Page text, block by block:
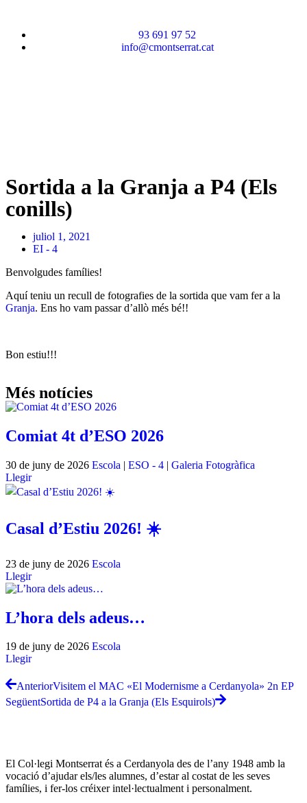
93 691 97 52
info@cmontserrat.cat
Sortida a la Granja a P4 (Els
conills)
juliol 1, 2021
EI - 4
Benvolgudes famílies!
Aquí teniu un recull de fotografies de la sortida que vam fer a la
Granja. Ens ho vam passar d’allò més bé!!
Bon estiu!!!
Més notícies
Comiat 4t d’ESO 2026
30 de juny de 2026 Escola | ESO - 4 | Galeria Fotogràfica
Llegir
Casal d’Estiu 2026! ☀️
23 de juny de 2026 Escola
Llegir
L’hora dels adeus…
19 de juny de 2026 Escola
Llegir
AnteriorVisitem el MAC «El Modernisme a Cerdanyola» 2n EP
SegüentSortida de P4 a la Granja (Els Esquirols)
El Col·legi Montserrat és a Cerdanyola des de l’any 1948 amb la
vocació d’ajudar els/les alumnes, d’estar al costat de les seves
famílies, i fer-los créixer intel·lectualment i personalment.